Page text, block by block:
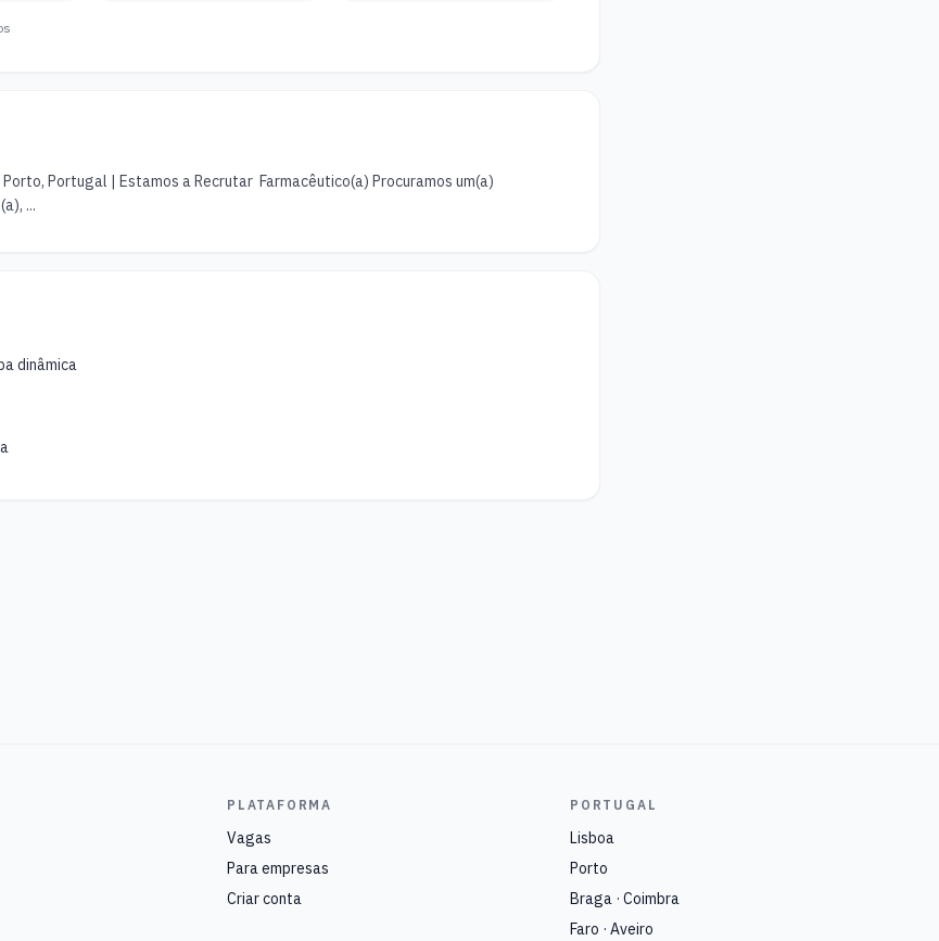
Portugal | Estamos a Recrutar  Farmacêutico(a) Procuramos um(a)
...
dinâmica
PLATAFORMA
Vagas
Para empresas
Criar conta
PORTUGAL
Lisboa
Porto
Braga · Coimbra
Faro · Aveiro